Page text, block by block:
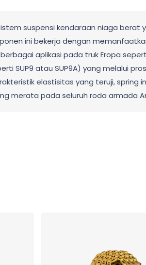
suspensi kendaraan niaga
ini bekerja dengan
aplikasi pada truk Eropa
SUP9 atau SUP9A) yang melalui
elastisitas yang teruji, spring
merata pada seluruh roda armada